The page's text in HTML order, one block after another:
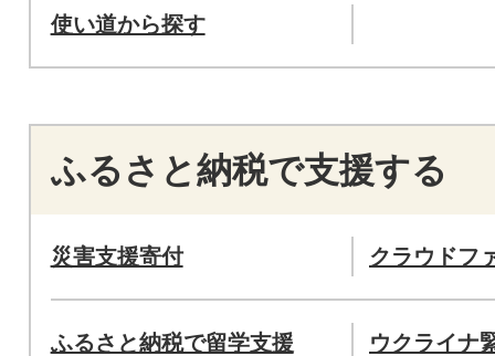
使い道から探す
ふるさと納税で支援する
災害支援寄付 クラウドフ
ふるさと納税で留学支援 ウクライナ